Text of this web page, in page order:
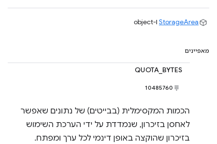
StorageArea ו-object
מאפיינים
QUOTA_BYTES
10485760
הכמות המקסימלית (בבייטים) של נתונים שאפשר
לאחסן בזיכרון, שנמדדת על ידי הערכת השימוש
בזיכרון שהוקצה באופן דינמי לכל ערך ומפתח.